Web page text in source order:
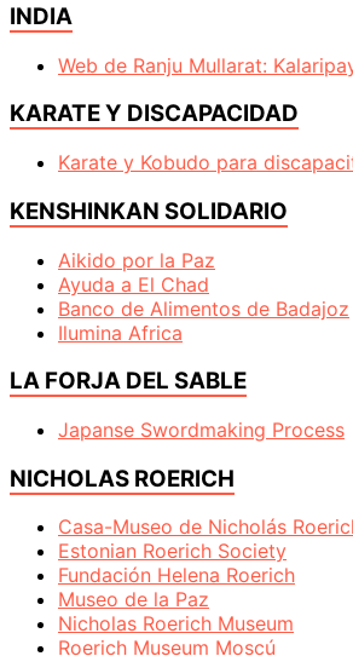
INDIA
Web de Ranju Mullarat:
KARATE Y DISCAPACIDAD
Karate y Kobudo para
KENSHINKAN SOLIDARIO
Aikido por la Paz
Ayuda a El Chad
Banco de Alimentos de Badajoz
Ilumina Africa
LA FORJA DEL SABLE
Japanse Swordmaking Process
NICHOLAS ROERICH
Casa-Museo de Nicholás
Estonian Roerich Society
Fundación Helena Roerich
Museo de la Paz
Nicholas Roerich Museum
Roerich Museum Moscú